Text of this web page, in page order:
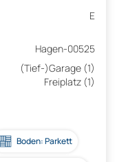
E
Hagen-00525
(Tief-)Garage (1)
Freiplatz (1)
Boden: Parkett